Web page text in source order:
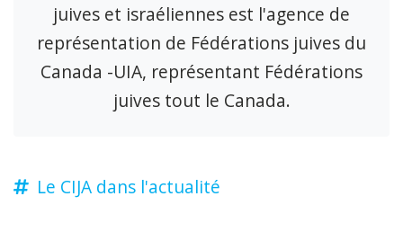
juives et israéliennes est l'agence de
représentation de Fédérations juives du
Canada -UIA, représentant Fédérations
juives tout le Canada.
Le CIJA dans l'actualité